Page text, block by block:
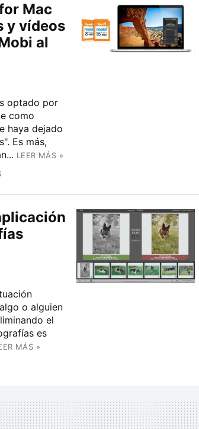
Mac
y vídeos
al
optado por
como
haya dejado
Es más,
LEER MÁS »
o alguien
el
es
MÁS »